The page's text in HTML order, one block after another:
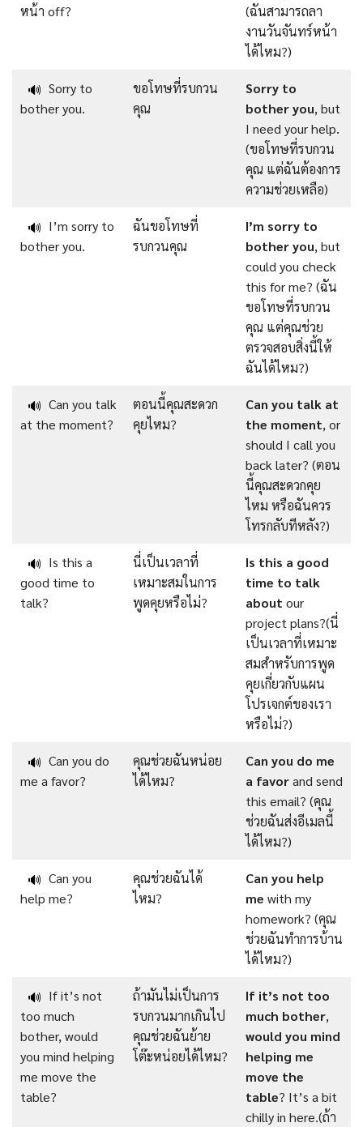
หน้า off?
(ฉันสามารถลา
งานวันจันทร์หน้า
ได้ไหม?)
🔊 Sorry to
bother you.
ขอโทษที่รบกวน
คุณ
Sorry to
botheryou, but
I need your help.
(ขอโทษที่รบกวน
คุณ แต่ฉันต้องการ
ความช่วยเหลือ)
🔊 I’m sorry to
bother you.
ฉันขอโทษที่
รบกวนคุณ
I’m sorry to
botheryou, but
could you check
this for me? (ฉัน
ขอโทษที่รบกวน
คุณ แต่คุณช่วย
ตรวจสอบสิ่งนี้ให้
ฉันได้ไหม?)
🔊 Can you talk
at the moment?
ตอนนี้คุณสะดวก
คุยไหม?
Can you talk at
the moment, or
should I call you
back later? (ตอน
นี้คุณสะดวกคุย
ไหม หรือฉันควร
โทรกลับทีหลัง?)
🔊 Is this a
good time to
talk?
นี่เป็นเวลาที่
เหมาะสมในการ
พูดคุยหรือไม่?
Is this a good
time to talk
about our
project plans?(นี่
เป็นเวลาที่เหมาะ
สมสำหรับการพูด
คุยเกี่ยวกับแผน
โปรเจกต์ของเรา
หรือไม่?)
🔊 Can you do
me a favor?
คุณช่วยฉันหน่อย
ได้ไหม?
Can you do me
a favorand send
this email? (คุณ
ช่วยฉันส่งอีเมลนี้
ได้ไหม?)
🔊 Can you
help me?
คุณช่วยฉันได้
ไหม?
Can you help
me with my
homework? (คุณ
ช่วยฉันทำการบ้าน
ได้ไหม?)
🔊 If it’s not
too much
bother, would
you mind helping
me move the
table?
ถ้ามันไม่เป็นการ
รบกวนมากเกินไป
คุณช่วยฉันย้าย
โต๊ะหน่อยได้ไหม?
If it’s not too
much bother,
would you mind
helping me
move the
table? It’s a bit
chilly in here.(ถ้า